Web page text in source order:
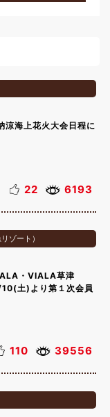
海上花火大会日程に
22 6193
ゾート）
・VIALA草津
土)より第１次会員
110 39556